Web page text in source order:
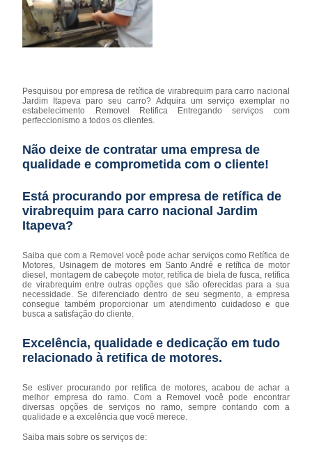
Pesquisou por empresa de retífica de virabrequim para carro nacional
Jardim Itapeva paro seu carro? Adquira um serviço exemplar no
estabelecimento Removel Retifica Entregando serviços com
perfeccionismo a todos os clientes.
Não deixe de contratar uma empresa de
qualidade e comprometida com o cliente!
Está procurando por empresa de retífica de
virabrequim para carro nacional Jardim
Itapeva?
Saiba que com a Removel você pode achar serviços como Retífica de
Motores, Usinagem de motores em Santo André e retífica de motor
diesel, montagem de cabeçote motor, retífica de biela de fusca, retífica
de virabrequim entre outras opções que são oferecidas para a sua
necessidade. Se diferenciado dentro de seu segmento, a empresa
consegue também proporcionar um atendimento cuidadoso e que
busca a satisfação do cliente.
Excelência, qualidade e dedicação em tudo
relacionado à retifica de motores.
Se estiver procurando por retifica de motores, acabou de achar a
melhor empresa do ramo. Com a Removel você pode encontrar
diversas opções de serviços no ramo, sempre contando com a
qualidade e a excelência que você merece.
Saiba mais sobre os serviços de: